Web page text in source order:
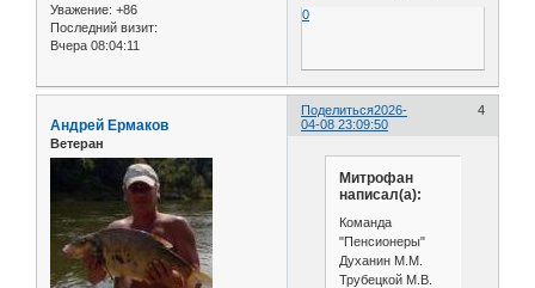
Уважение: +86
Последний визит:
Вчера 08:04:11
0
Поделиться 4
2026-
04-08 23:09:50
Андрей Ермаков
Ветеран
Митрофан
написал(а):
Команда
"Пенсионеры"
Духанин М.М.
Трубецкой М.В.